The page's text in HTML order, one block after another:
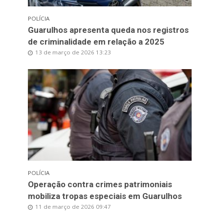
POLÍCIA
Guarulhos apresenta queda nos registros
de criminalidade em relação a 2025
13 de março de 2026 13:23
POLÍCIA
Operação contra crimes patrimoniais
mobiliza tropas especiais em Guarulhos
11 de março de 2026 09:47